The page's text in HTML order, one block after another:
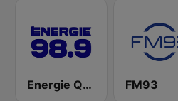
Energie Québec 98.9 FM FM93